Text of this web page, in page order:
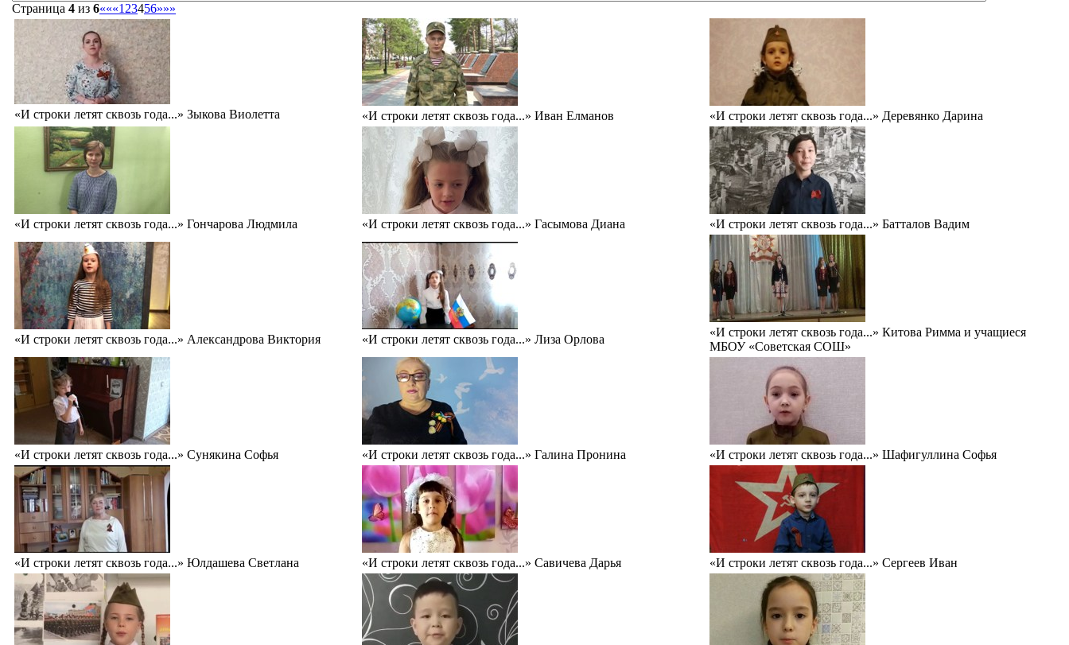
Страница 4 из 6«««1 23456»»»
«И строки летят сквозь года...» Зыкова Виолетта «И строки летят сквозь года...» Иван Елманов «И строки летят сквозь года...» Деревянко Дарина
«И строки летят сквозь года...» Гончарова Людмила «И строки летят сквозь года...» Гасымова Диана «И строки летят сквозь года...» Батталов Вадим
«И строки летят сквозь года...» Александрова Виктория «И строки летят сквозь года...» Лиза Орлова
«И строки летят сквозь года...» Китова Римма и учащиеся
МБОУ «Советская СОШ»
«И строки летят сквозь года...» Сунякина Софья «И строки летят сквозь года...» Галина Пронина «И строки летят сквозь года...» Шафигуллина Софья
«И строки летят сквозь года...» Юлдашева Светлана «И строки летят сквозь года...» Савичева Дарья «И строки летят сквозь года...» Сергеев Иван